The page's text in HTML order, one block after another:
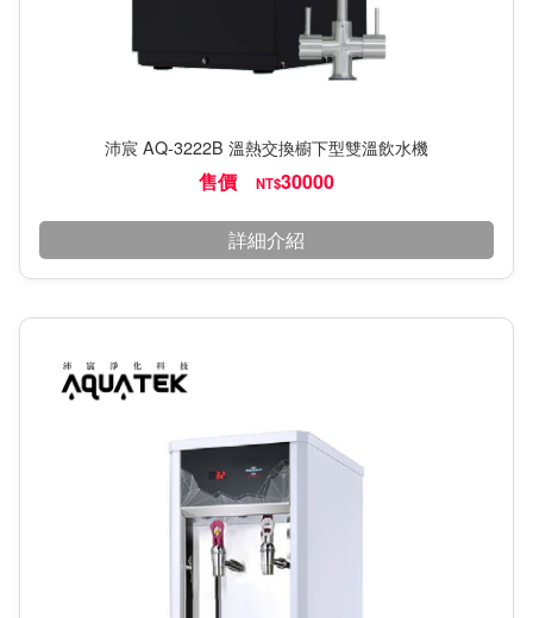
沛宸 AQ-3222B 溫熱交換櫥下型雙溫飲水機
售價 NT$30000
詳細介紹